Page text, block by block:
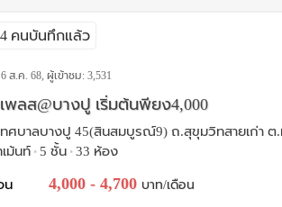
คนบันทึกแล้ว
ส.ค. 68, ผู้เข้าชม: 3,531
ลส@บางปู เริ่มต้นพียง4,000
ทศบาลบางปู 45(สินสมบูรณ์9) ถ.สุขุมวิทสายเก่า ต.
ม้นท์ • 5 ชั้น • 33 ห้อง
น 4,000 - 4,700 บาท/เดือน